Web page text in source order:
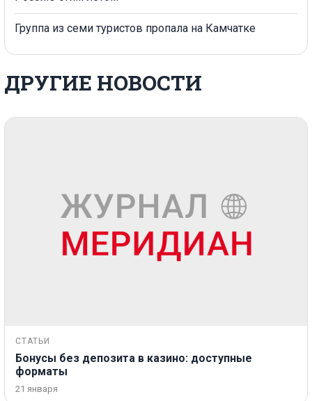
Группа из семи туристов пропала на Камчатке
ДРУГИЕ НОВОСТИ
СТАТЬИ
Бонусы без депозита в казино: доступные
форматы
21 января